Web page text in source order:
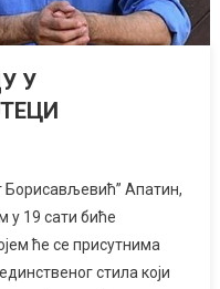
У
Борисављевић” Апатин,
у 19 сати биће
ће се присутнима
стила који